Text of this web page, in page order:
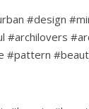
#design
#pattern